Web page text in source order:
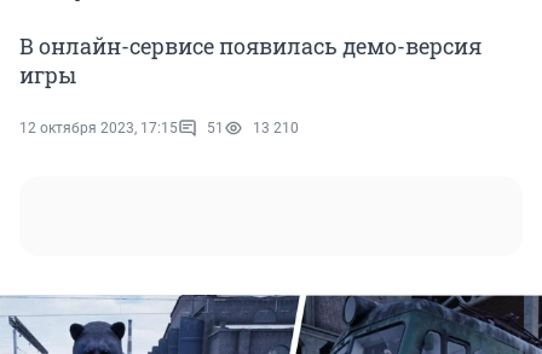
В онлайн-сервисе появилась демо-версия
игры
12 октября 2023, 17:15 51 13 210